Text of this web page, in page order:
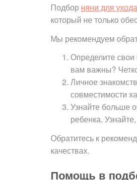
Подбор няни для
который не только
Мы рекомендуем
Определите
вам важны?
Личное
совместимости
Узнайте больше
ребенка.
Обратитесь к
качествах.
Помощь в